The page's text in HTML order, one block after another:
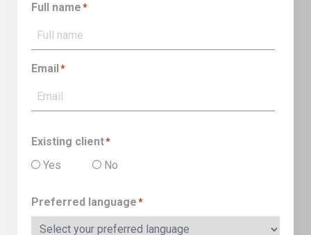
Full name*
Email *
Existing client*
Yes No
Preferred language*